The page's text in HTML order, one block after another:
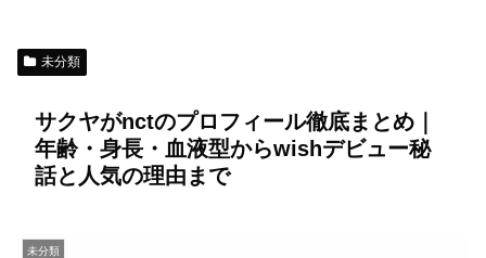
未分類
サクヤがnctのプロフィール徹底まとめ｜
年齢・身長・血液型からwishデビュー秘
話と人気の理由まで
未分類